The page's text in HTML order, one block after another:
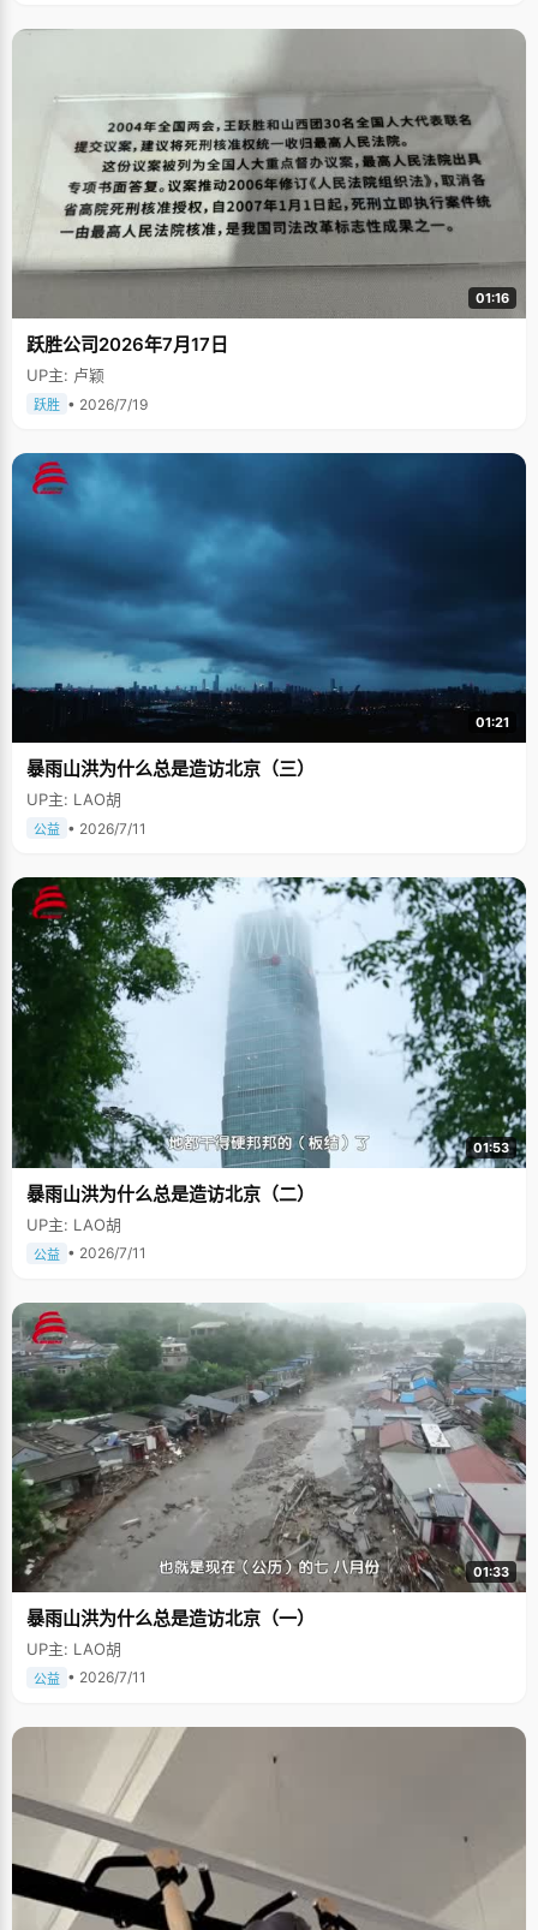
01:16
跃胜公司2026年7月17日
UP主: 卢颖
跃胜 • 2026/7/19
01:21
暴雨山洪为什么总是造访北京（三）
UP主: LAO胡
公益 • 2026/7/11
01:53
暴雨山洪为什么总是造访北京（二）
UP主: LAO胡
公益 • 2026/7/11
01:33
暴雨山洪为什么总是造访北京（一）
UP主: LAO胡
公益 • 2026/7/11